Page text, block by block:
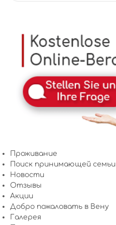
Проживание
Поиск принимающей семьи
Новости
Отзывы
Акции
Добро пожаловать в Вену
Галерея